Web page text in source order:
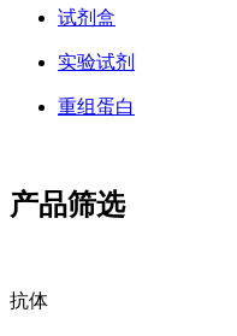
试剂盒
实验试剂
重组蛋白
产品筛选
抗体